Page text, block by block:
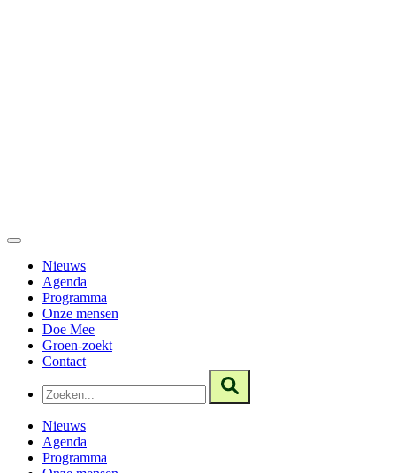
Nieuws
Agenda
Programma
Onze mensen
Doe Mee
Groen-zoekt
Contact
Nieuws
Agenda
Programma